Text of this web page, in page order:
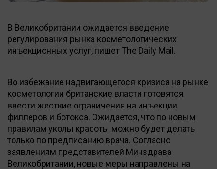
В Великобритании ожидается введение
регулирования рынка косметологических
инъекционных услуг, пишет The Daily Mail.
Во избежание надвигающегося кризиса на рынке
косметологии британские власти готовятся
ввести жесткие ограничения на инъекции
филлеров и ботокса. Ожидается, что по новым
правилам уколы красоты можно будет делать
только по предписанию врача. Согласно
заявлениям представителей Минздрава
Великобритании, новые меры направлены на